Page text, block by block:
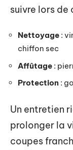
suivre lors de
Nettoyage :
chiffon sec
Affûtage :
Protection :
Un entretien
prolonger la
coupes